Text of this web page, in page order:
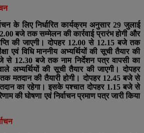
के लिए निर्धारित कार्यक्रम अनुसार 29 जुलाई
बजे तक सम्मेलन की कार्रवाई प्रारंभ होगी और
की जाएगी। दोपहर 12.00 से 12.15 बजे तक
एवं विधि माननीय अभ्यर्थियों की सूची तैयार की
से 12.30 बजे तक नाम निर्देशन पत्र वापसी का
अभ्यर्थियों की सूची तैयार की जाएगी। दोपहर
मतदान की तैयारी होगी। दोपहर 12.45 बजे से
का रहेगा। इसके पश्चात दोपहर 1.15 बजे से
की घोषणा एवं निर्वाचन प्रमाण पत्र जारी किया